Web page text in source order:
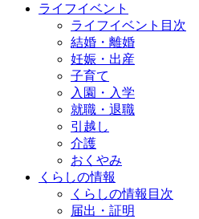
ライフイベント
ライフイベント目次
結婚・離婚
妊娠・出産
子育て
入園・入学
就職・退職
引越し
介護
おくやみ
くらしの情報
くらしの情報目次
届出・証明